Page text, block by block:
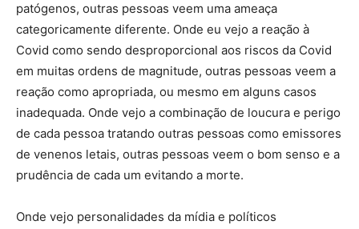
patógenos, outras pessoas veem uma ameaça
categoricamente diferente. Onde eu vejo a reação à
Covid como sendo desproporcional aos riscos da Covid
em muitas ordens de magnitude, outras pessoas veem a
reação como apropriada, ou mesmo em alguns casos
inadequada. Onde vejo a combinação de loucura e perigo
de cada pessoa tratando outras pessoas como emissores
de venenos letais, outras pessoas veem o bom senso e a
prudência de cada um evitando a morte.
Onde vejo personalidades da mídia e políticos